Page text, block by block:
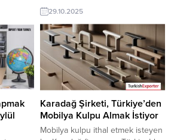
için
üreticisi veya tedarikçisi olan
ihracatçı firmalar teklif sunabilirler.
Yeni bir ihracat pazarı fırsatı olan
bu alım ilanının iletişim bilgilerine
TurkishExporter VIP üyeleri ile TE
üyelik kredisi sahibi ihracat
şirketleri erişebilmektedir. ➤ Bu
ithalat alım talebinin detaylarına...
29.10.2025
Karadağ Şirketi, Türkiye’den
Mobilya Kulpu Almak İstiyor
Mobilya kulpu ithal etmek isteyen